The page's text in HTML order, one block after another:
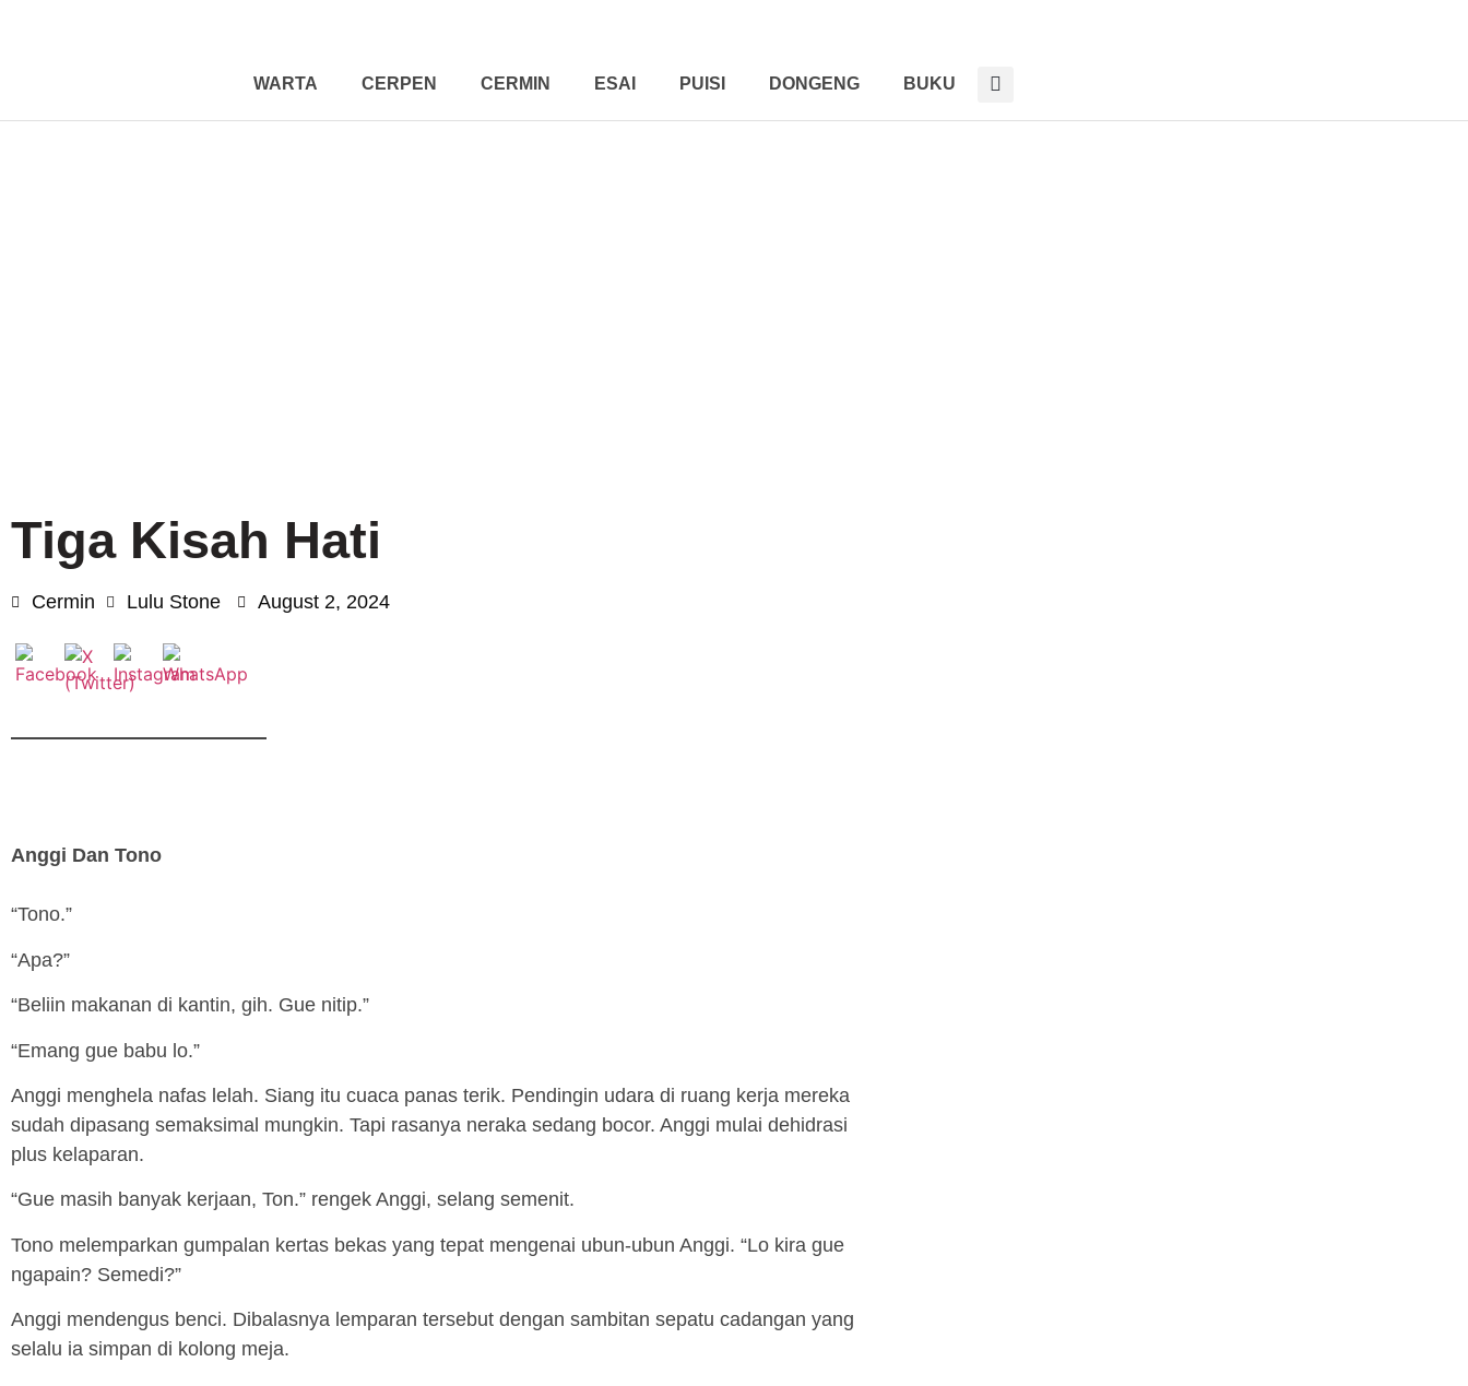
WARTA CERPEN CERMIN ESAI PUISI DONGENG BUKU
Tiga Kisah Hati
Cermin Lulu Stone August 2, 2024
Anggi Dan Tono
“Tono.”
“Apa?”
“Beliin makanan di kantin, gih. Gue nitip.”
“Emang gue babu lo.”
Anggi menghela nafas lelah. Siang itu cuaca panas terik. Pendingin udara di ruang kerja mereka
sudah dipasang semaksimal mungkin. Tapi rasanya neraka sedang bocor. Anggi mulai dehidrasi
plus kelaparan.
“Gue masih banyak kerjaan, Ton.” rengek Anggi, selang semenit.
Tono melemparkan gumpalan kertas bekas yang tepat mengenai ubun-ubun Anggi. “Lo kira gue
ngapain? Semedi?”
Anggi mendengus benci. Dibalasnya lemparan tersebut dengan sambitan sepatu cadangan yang
selalu ia simpan di kolong meja.